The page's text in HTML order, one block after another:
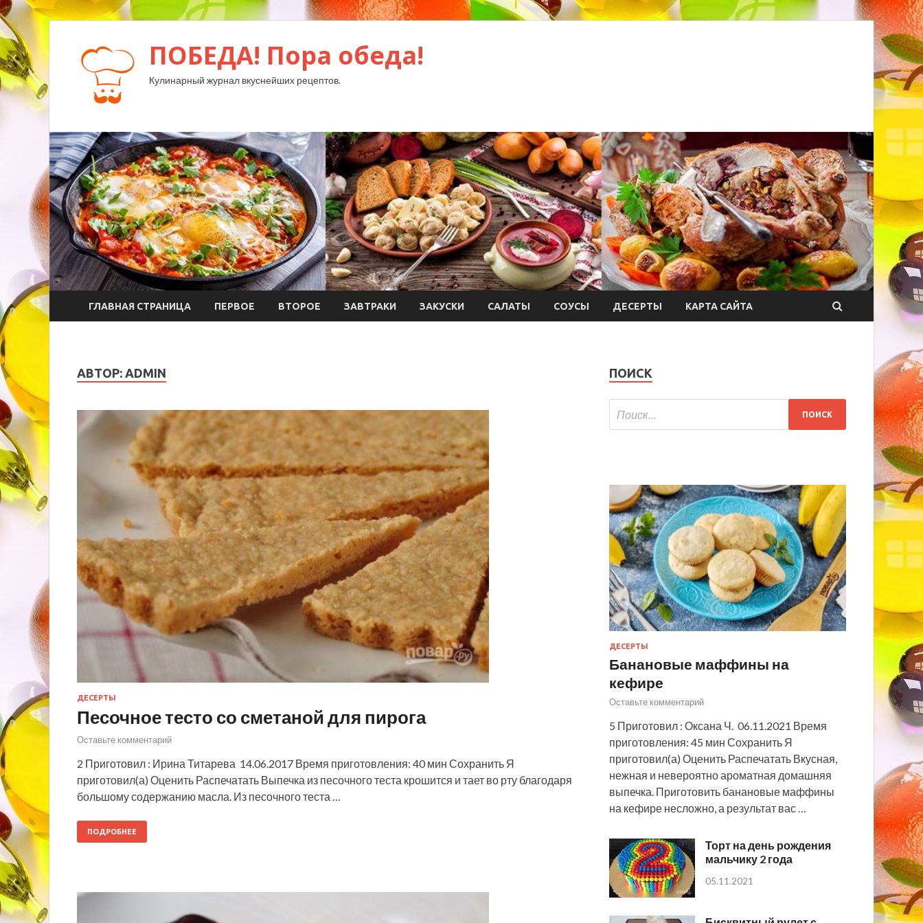
ПОБЕДА! Пора обеда!
Кулинарный журнал вкуснейших рецептов.
ГЛАВНАЯ СТРАНИЦА ПЕРВОЕ ВТОРОЕ ЗАВТРАКИ ЗАКУСКИ САЛАТЫ СОУСЫ ДЕСЕРТЫ КАРТА САЙТА
АВТОР: ADMIN
ДЕСЕРТЫ
Песочное тесто со сметаной для пирога
Оставьте комментарий
2 Приготовил : Ирина Титарева 14.06.2017 Время приготовления: 40 мин Сохранить Я
приготовил(а) Оценить Распечатать Выпечка из песочного теста крошится и тает во рту благодаря
большому содержанию масла. Из песочного теста …
ПОДРОБНЕЕ
ПОИСК
ДЕСЕРТЫ
Банановые маффины на
кефире
Оставьте комментарий
5 Приготовил : Оксана Ч. 06.11.2021 Время
приготовления: 45 мин Сохранить Я
приготовил(а) Оценить Распечатать Вкусная,
нежная и невероятно ароматная домашняя
выпечка. Приготовить банановые маффины
на кефире несложно, а результат вас …
Торт на день рождения
мальчику 2 года
05.11.2021